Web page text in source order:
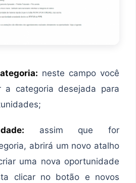
neste campo você
a categoria desejada para
assim que for
abrirá um novo atalho
uma nova oportunidade
clicar no botão e novos